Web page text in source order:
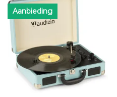
Aanbieding